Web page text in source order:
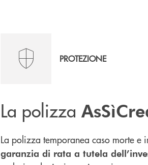
PROTEZIONE
La polizza
La polizza temporanea caso morte e
garanzia di rata a tutela